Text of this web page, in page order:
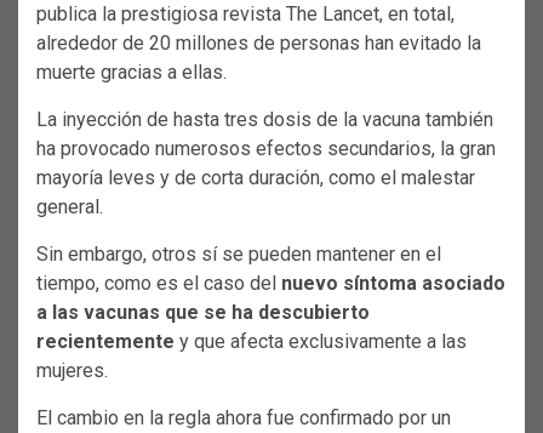
publica la prestigiosa revista The Lancet, en total,
alrededor de 20 millones de personas han evitado la
muerte gracias a ellas.
La inyección de hasta tres dosis de la vacuna también
ha provocado numerosos efectos secundarios, la gran
mayoría leves y de corta duración, como el malestar
general.
Sin embargo, otros sí se pueden mantener en el
tiempo, como es el caso del nuevo síntoma asociado
a las vacunas que se ha descubierto
recientemente y que afecta exclusivamente a las
mujeres.
El cambio en la regla ahora fue confirmado por un